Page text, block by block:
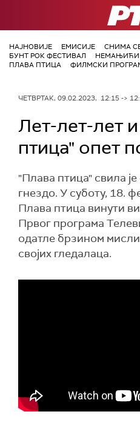
РТС
НАЈНОВИЈЕ ЕМИСИЈЕ СНИМА
БУНТ РОК ФЕСТИВАЛ
НЕМАЊИЋИ
ПЛАВА ПТИЦА
ФИЛМСКИ
ЧЕТВРТАК, 09.02.2023, 12:15 ->
Лет-лет-лет
птица" опет
"Плава птица" свила
гнездо. У суботу, 18.
Плава птица винути
Првог програма
одатле брзином
својих гледалаца.